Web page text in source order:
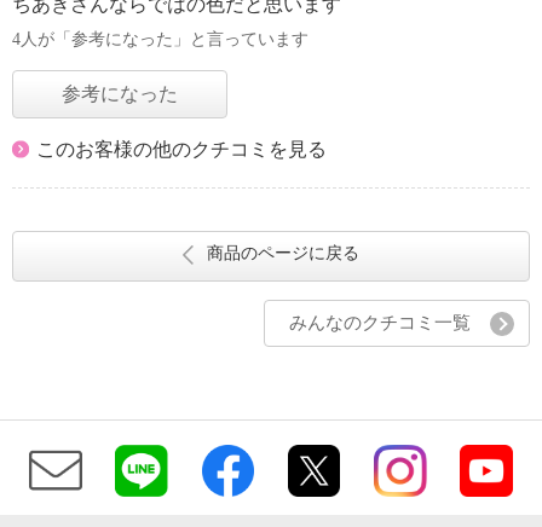
ちあきさんならではの色だと思います
4人が「参考になった」と言っています
参考になった
このお客様の他のクチコミを見る
商品のページに戻る
みんなのクチコミ一覧